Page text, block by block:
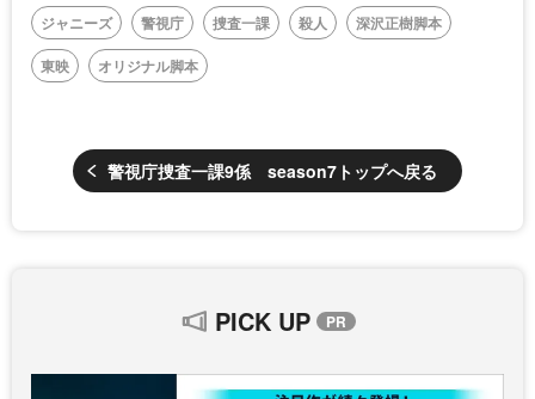
ジャニーズ
警視庁 捜査一課 殺人
深沢正樹脚本
東映
オリジナル脚本
警視庁捜査一課9係 season7トップへ戻る
PICK UP